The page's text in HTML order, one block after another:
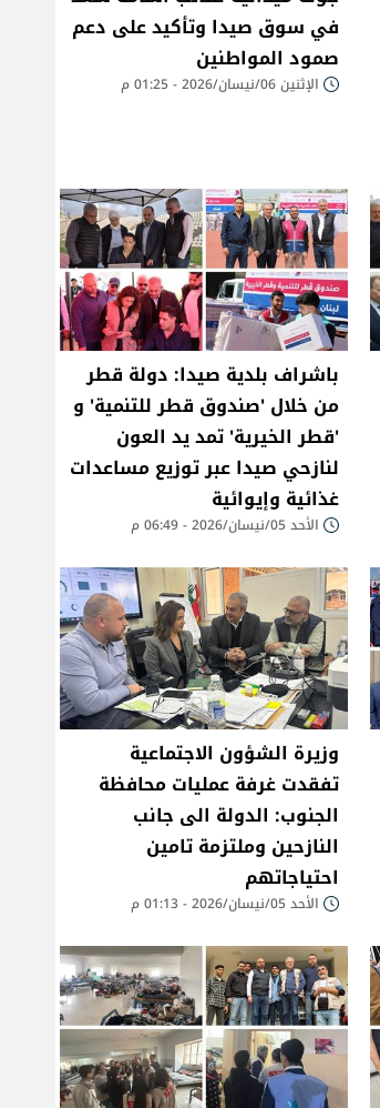
في سوق صيدا وتأكيد على دعم
صمود المواطنين
الإثنين 06/نيسان/2026 - 01:25 م
باشراف بلدية صيدا: دولة قطر
من خلال 'صندوق قطر للتنمية' و
'قطر الخيرية' تمد يد العون
لنازحي صيدا عبر توزيع مساعدات
غذائية وإيوائية
الأحد 05/نيسان/2026 - 06:49 م
وزيرة الشؤون الاجتماعية
تفقدت غرفة عمليات محافظة
الجنوب: الدولة الى جانب
النازحين وملتزمة تامين
احتياجاتهم
الأحد 05/نيسان/2026 - 01:13 م